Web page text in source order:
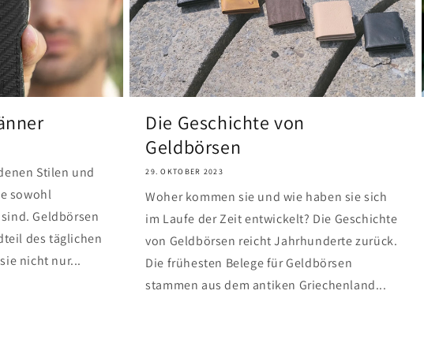
Stilen und
sowohl
Geldbörsen
des täglichen
nicht nur...
Die Geschichte von
Geldbörsen
29. OKTOBER 2023
Woher kommen sie und wie haben sie sich
im Laufe der Zeit entwickelt? Die Geschichte
von Geldbörsen reicht Jahrhunderte zurück.
Die frühesten Belege für Geldbörsen
stammen aus dem antiken Griechenland...